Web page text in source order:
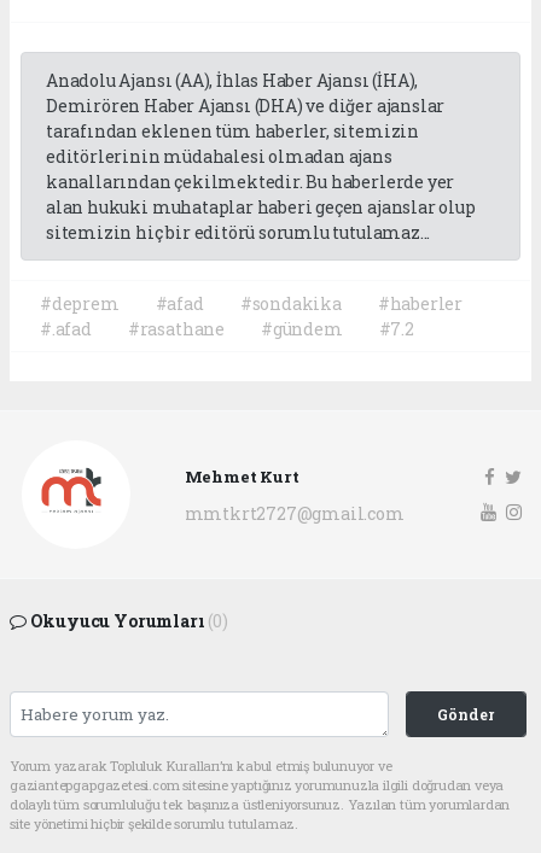
Anadolu Ajansı (AA), İhlas Haber Ajansı (İHA),
Demirören Haber Ajansı (DHA) ve diğer ajanslar
tarafından eklenen tüm haberler, sitemizin
editörlerinin müdahalesi olmadan ajans
kanallarından çekilmektedir. Bu haberlerde yer
alan hukuki muhataplar haberi geçen ajanslar olup
sitemizin hiç bir editörü sorumlu tutulamaz...
#deprem #afad #sondakika
#haberler
#.afad
#rasathane #gündem #7.2
Mehmet Kurt
mmtkrt2727@gmail.com
Okuyucu Yorumları (0)
Gönder
Yorum yazarak Topluluk Kuralları’nı kabul etmiş bulunuyor ve
gaziantepgapgazetesi.com sitesine yaptığınız yorumunuzla ilgili doğrudan veya
dolaylı tüm sorumluluğu tek başınıza üstleniyorsunuz. Yazılan tüm yorumlardan
site yönetimi hiçbir şekilde sorumlu tutulamaz.